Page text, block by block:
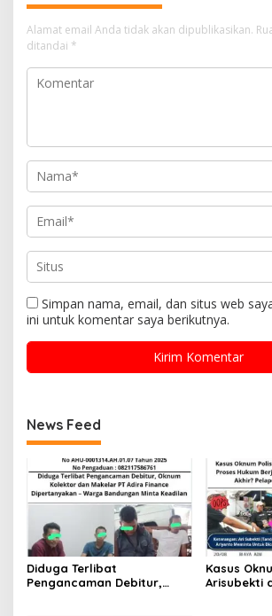
Alamat email Anda tidak akan dipublikasikan.
ditandai *
Simpan nama, email, dan situs web
ini untuk komentar saya berikutnya.
News Feed
Diduga Terlibat
Pengancaman Debitur,
Kasus
Arisubekti